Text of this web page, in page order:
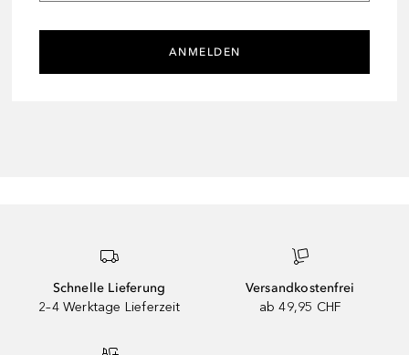
ANMELDEN
Schnelle Lieferung
2–4 Werktage Lieferzeit
Versandkostenfrei
ab 49,95 CHF